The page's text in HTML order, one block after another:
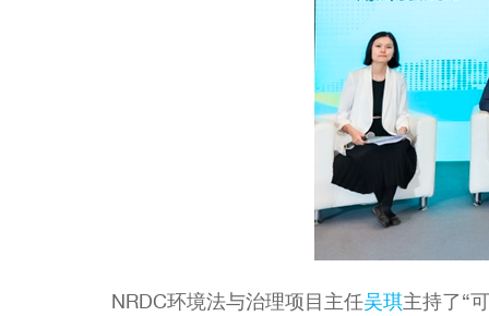
NRDC环境法与治理项目主任吴琪主持了“